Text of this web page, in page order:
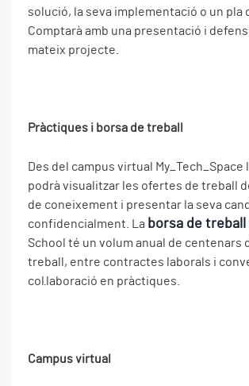
solució, la seva implementació o un pla
Comptarà amb una presentació i
mateix projecte.
Pràctiques i borsa de treball
Des del campus virtual
podrà visualitzar les ofertes de treball
de coneixement i presentar la seva
confidencialment. La borsa de treball
School té un volum anual de centenars
treball, entre contractes laborals i
col·laboració en pràctiques.
Campus virtual